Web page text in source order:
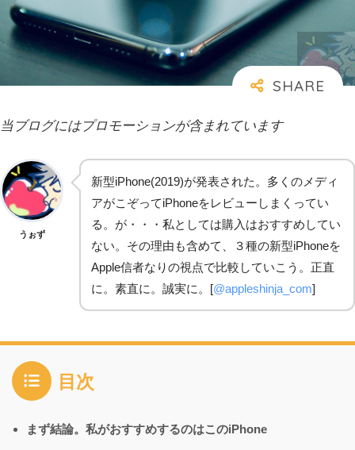
当ブログにはプロモーションが含まれています
うぉず
新型iPhone(2019)が発表された。多くのメディ
アがこぞってiPhoneをレビューしまくってい
る。が・・・私としては購入はおすすめしてい
ない。その理由も含めて、３種の新型iPhoneを
Apple信者なりの視点で比較していこう。正直
に。素直に。誠実に。[@appleshinja_com]
目次
まず結論。私がおすすめするのはこのiPhone